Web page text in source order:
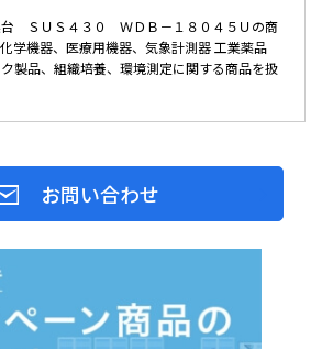
台 ＳＵＳ４３０ ＷＤＢ－１８０４５Ｕの商
学機器、医療用機器、気象計測器 工業薬品
製品、組織培養、環境測定に関する商品を扱
お問い合わせ